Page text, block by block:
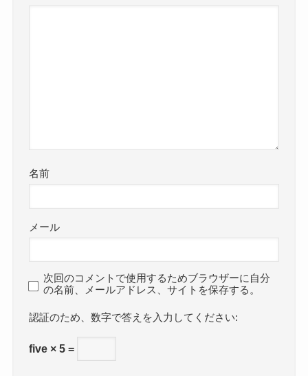
名前
メール
次回のコメントで使用するためブラウザーに自分
の名前、メールアドレス、サイトを保存する。
数字で答えを入力してください:
five × 5 =